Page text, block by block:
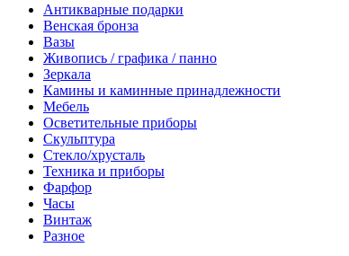
Антикварные подарки
Венская бронза
Вазы
Живопись / графика / панно
Зеркала
Камины и каминные принадлежности
Мебель
Осветительные приборы
Скульптура
Стекло/хрусталь
Техника и приборы
Фарфор
Часы
Винтаж
Разное